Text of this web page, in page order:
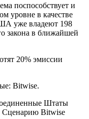
поспособствует и
уровне в качестве
уже владеют 198
закона в ближайшей
Bitwise.
Штаты
Сценарию Bitwise